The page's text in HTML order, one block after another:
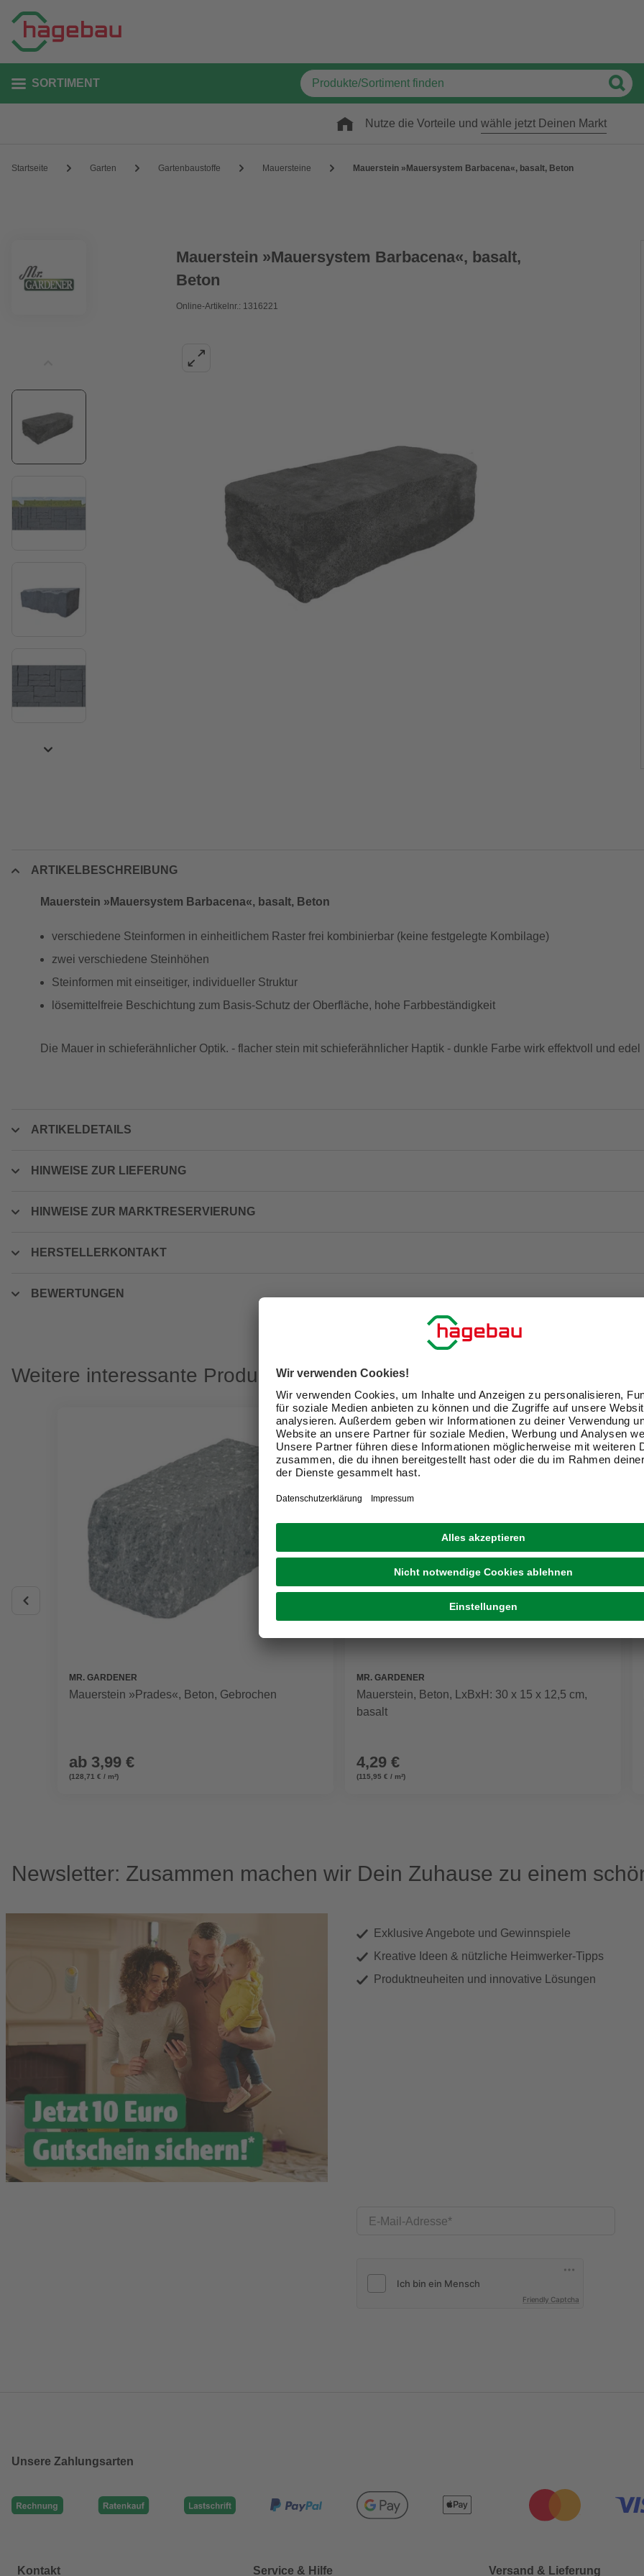
SORTIMENT
Nutze die Vorteile und wähle jetzt Deinen Markt
Startseite Garten Gartenbaustoffe Mauersteine Mauerstein »Mauersystem Barbacena«, basalt, Beton
Mauerstein »Mauersystem Barbacena«, basalt,
Beton
Online-Artikelnr.: 1316221
ARTIKELBESCHREIBUNG
Mauerstein »Mauersystem Barbacena«, basalt, Beton
verschiedene Steinformen in einheitlichem Raster frei kombinierbar (keine festgelegte Kombilage)
zwei verschiedene Steinhöhen
Steinformen mit einseitiger, individueller Struktur
lösemittelfreie Beschichtung zum Basis-Schutz der Oberfläche, hohe Farbbeständigkeit
Die Mauer in schieferähnlicher Optik. - flacher stein mit schieferähnlicher Haptik - dunkle Farbe wirk effektvoll und edel
ARTIKELDETAILS
HINWEISE ZUR LIEFERUNG
HINWEISE ZUR MARKTRESERVIERUNG
HERSTELLERKONTAKT
BEWERTUNGEN
Weitere interessante Produkte
MR. GARDENER
Mauerstein »Prades«, Beton, Gebrochen
ab 3,99 €
(128,71 € / m²)
MR. GARDENER
Mauerstein, Beton, LxBxH: 30 x 15 x 12,5 cm,
basalt
4,29 €
(115,95 € / m²)
Newsletter: Zusammen machen wir Dein Zuhause zu einem
Exklusive Angebote und Gewinnspiele
Kreative Ideen & nützliche Heimwerker-Tipps
Produktneuheiten und innovative Lösungen
E-Mail-Adresse
Friendly Captcha
Unsere Zahlungsarten
Kontakt Service & Hilfe Versand & Lieferung